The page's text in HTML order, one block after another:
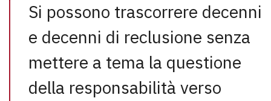
Si possono trascorrere decenni
e decenni di reclusione senza
mettere a tema la questione
della responsabilità verso